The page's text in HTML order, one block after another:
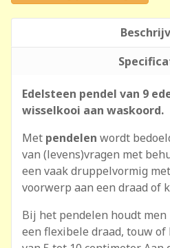
Edelsteen pendel van 9
wisselkooi aan waskoord.
Met pendelen wordt
van (levens)vragen met
een vaak druppelvormig
voorwerp aan een draad of
Bij het pendelen houdt
een flexibele draad, touw